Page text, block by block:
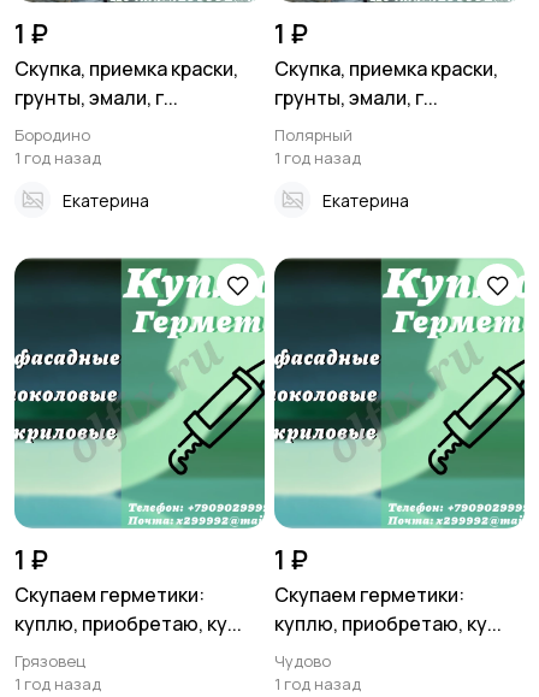
1 ₽
Скупка, приемка краски,
грунты, эмали, г...
Бородино
1 год назад
Екатерина
1 ₽
Скупка, приемка краски,
грунты, эмали, г...
Полярный
1 год назад
Екатерина
1 ₽
Скупаем герметики:
куплю, приобретаю, ку...
Грязовец
1 год назад
1 ₽
Скупаем герметики:
куплю, приобретаю, ку...
Чудово
1 год назад